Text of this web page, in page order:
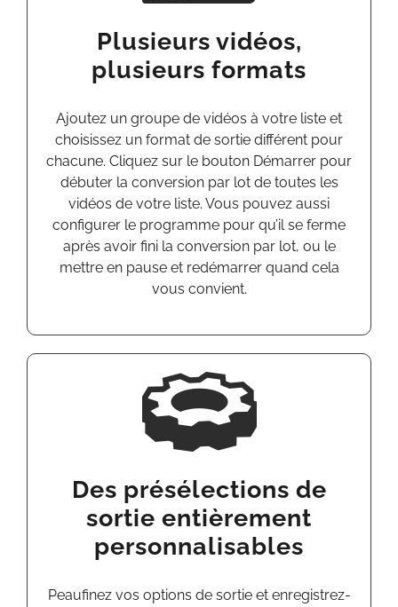
Plusieurs vidéos,
plusieurs formats
Ajoutez un groupe de vidéos à votre liste et
choisissez un format de sortie différent pour
chacune. Cliquez sur le bouton Démarrer pour
débuter la conversion par lot de toutes les
vidéos de votre liste. Vous pouvez aussi
configurer le programme pour qu’il se ferme
après avoir fini la conversion par lot, ou le
mettre en pauseet redémarrer quand cela
vous convient.
Des présélections de
sortie entièrement
personnalisables
Peaufinez vos options de sortie et enregistrez-